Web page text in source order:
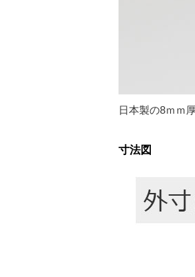
日本製の8ｍｍ
寸法図